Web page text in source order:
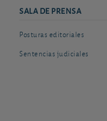
SALA DE PRENSA
Posturas editoriales
Sentencias judiciales